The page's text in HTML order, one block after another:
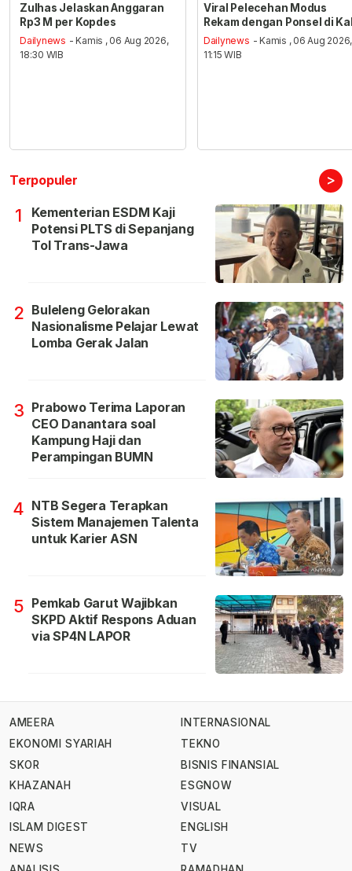
Zulhas Jelaskan Anggaran
Rp3 M per Kopdes
Dailynews - Kamis , 06 Aug 2026,
18:30 WIB
Viral Pelecehan Modus
Rekam dengan Ponsel di
Dailynews - Kamis , 06 Aug 2026,
11:15 WIB
Terpopuler >
1
Kementerian ESDM Kaji
Potensi PLTS di Sepanjang
Tol Trans-Jawa
2 Buleleng Gelorakan
Nasionalisme Pelajar Lewat
Lomba Gerak Jalan
3 Prabowo Terima Laporan
CEO Danantara soal
Kampung Haji dan
Perampingan BUMN
4 NTB Segera Terapkan
Sistem Manajemen Talenta
untuk Karier ASN
5 Pemkab Garut Wajibkan
SKPD Aktif Respons Aduan
via SP4N LAPOR
AMEERA
EKONOMI SYARIAH
SKOR
KHAZANAH
IQRA
ISLAM DIGEST
NEWS
INTERNASIONAL
TEKNO
BISNIS FINANSIAL
ESGNOW
VISUAL
ENGLISH
TV